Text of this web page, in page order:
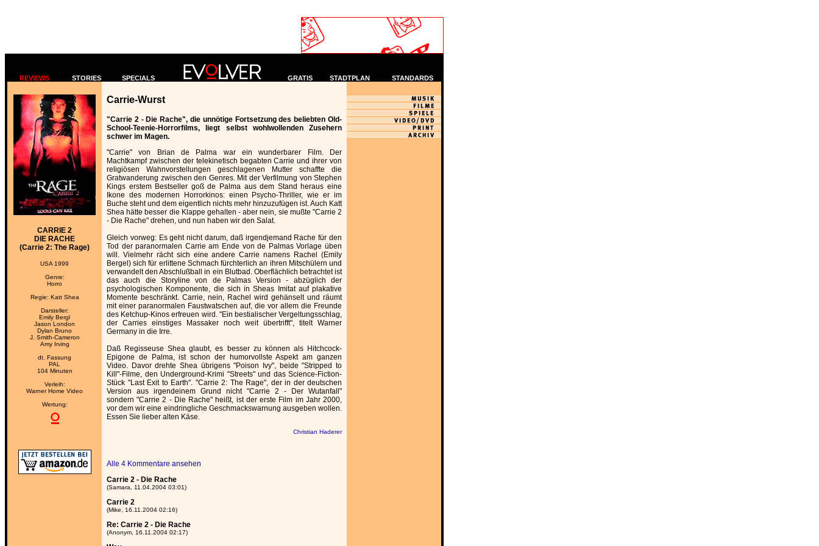
REVIEWS STORIES SPECIALS GRATIS STADTPLAN STANDARDS
CARRIE 2
DIE RACHE
(Carrie 2: The Rage)
USA 1999
Genre:
Horro
Regie: Katt Shea
Darsteller:
Emily Bergl
Jason London
Dylan Bruno
J. Smith-Cameron
Amy Irving
dt. Fassung
PAL
104 Minuten
Verleih:
Warner Home Video
Wertung:
Carrie-Wurst
"Carrie 2 - Die Rache", die unnötige Fortsetzung des beliebten Old-
School-Teenie-Horrorfilms, liegt selbst wohlwollenden Zusehern
schwer im Magen.
"Carrie" von Brian de Palma war ein wunderbarer Film. Der
Machtkampf zwischen der telekinetisch begabten Carrie und ihrer von
religiösen Wahnvorstellungen geschlagenen Mutter schaffte die
Gratwanderung zwischen den Genres. Mit der Verfilmung von Stephen
Kings erstem Bestseller goß de Palma aus dem Stand heraus eine
Ikone des modernen Horrorkinos: einen Psycho-Thriller, wie er im
Buche steht und dem eigentlich nichts mehr hinzuzufügen ist. Auch Katt
Shea hätte besser die Klappe gehalten - aber nein, sie mußte "Carrie 2
- Die Rache" drehen, und nun haben wir den Salat.
Gleich vorweg: Es geht nicht darum, daß irgendjemand Rache für den
Tod der paranormalen Carrie am Ende von de Palmas Vorlage üben
will. Vielmehr rächt sich eine andere Carrie namens Rachel (Emily
Bergel) sich für erlittene Schmach fürchterlich an ihren Mitschülern und
verwandelt den Abschlußball in ein Blutbad. Oberflächlich betrachtet ist
das auch die Storyline von de Palmas Version - abzüglich der
psychologischen Komponente, die sich in Sheas Imitat auf plakative
Momente beschränkt. Carrie, nein, Rachel wird gehänselt und räumt
mit einer paranormalen Faustwatschen auf, die vor allem die Freunde
des Ketchup-Kinos erfreuen wird. "Ein bestialischer Vergeltungsschlag,
der Carries einstiges Massaker noch weit übertrifft", titelt Warner
Germany in die Irre.
Daß Regisseuse Shea glaubt, es besser zu können als Hitchcock-
Epigone de Palma, ist schon der humorvollste Aspekt am ganzen
Video. Davor drehte Shea übrigens "Poison Ivy", beide "Stripped to
Kill"-Filme, den Underground-Krimi "Streets" und das Science-Fiction-
Stück "Last Exit to Earth". "Carrie 2: The Rage", der in der deutschen
Version aus irgendeinem Grund nicht "Carrie 2 - Der Wutanfall"
sondern "Carrie 2 - Die Rache" heißt, ist der erste Film im Jahr 2000,
vor dem wir eine eindringliche Geschmackswarnung ausgeben wollen.
Essen Sie lieber alten Käse.
Christian Haderer
Alle 4 Kommentare ansehen
Carrie 2 - Die Rache
(Samara, 11.04.2004 03:01)
Carrie 2
(Mike, 16.11.2004 02:16)
Re: Carrie 2 - Die Rache
(Anonym, 16.11.2004 02:17)